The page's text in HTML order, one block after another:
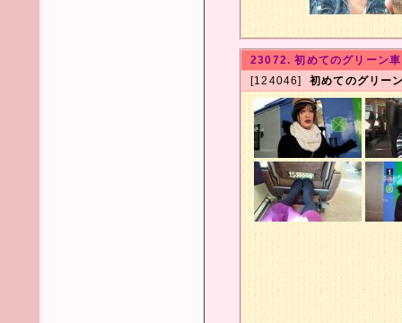
23072. 初めてのグリーン車
[124046] 初めてのグリー